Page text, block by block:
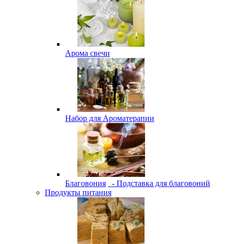
Арома свечи
Набор для Ароматерапии
Благовония
- Подставка для благовоний
Продукты питания